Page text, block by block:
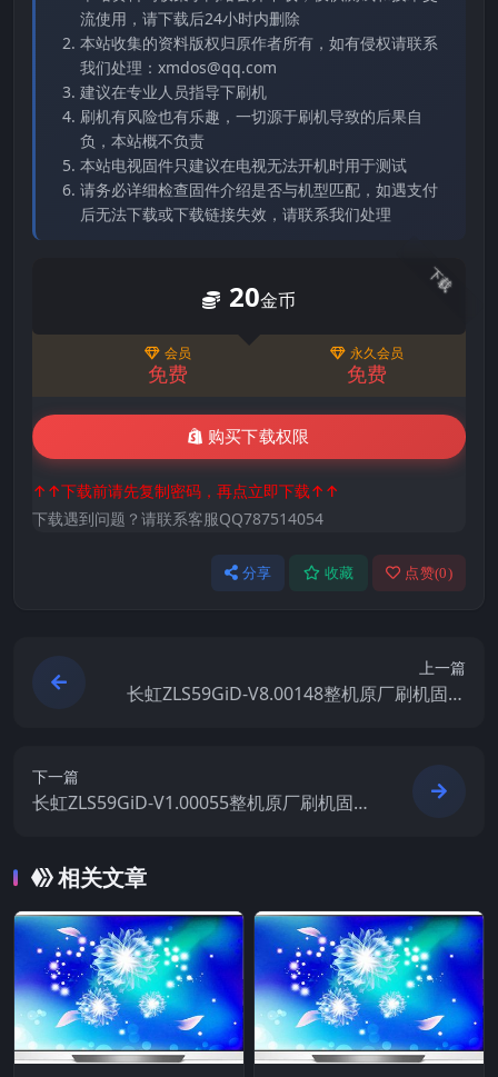
流使用，请下载后24小时内删除
本站收集的资料版权归原作者所有，如有侵权请联系
我们处理：xmdos@qq.com
建议在专业人员指导下刷机
刷机有风险也有乐趣，一切源于刷机导致的后果自
负，本站概不负责
本站电视固件只建议在电视无法开机时用于测试
请务必详细检查固件介绍是否与机型匹配，如遇支付
后无法下载或下载链接失效，请联系我们处理
下载
20金币
会员
免费
永久会员
免费
购买下载权限
↑↑下载前请先复制密码，再点立即下载↑↑
下载遇到问题？请联系客服QQ787514054
分享 收藏 点赞(0)
上一篇
长虹ZLS59GiD-V8.00148整机原厂刷机固件
下一篇
长虹ZLS59GiD-V1.00055整机原厂刷机固件
相关文章